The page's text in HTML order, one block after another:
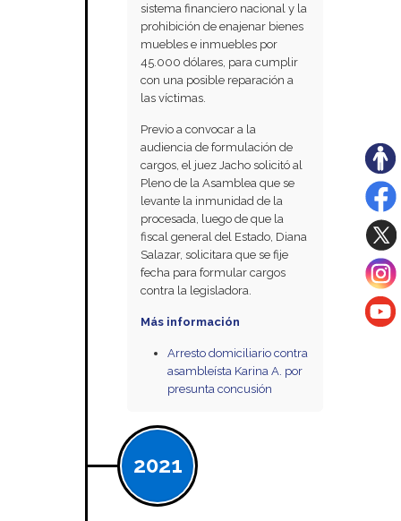
sistema financiero nacional y la
prohibición de enajenar bienes
muebles e inmuebles por
45.000 dólares, para cumplir
con una posible reparación a
las víctimas.
Previo a convocar a la
audiencia de formulación de
cargos, el juez Jacho solicitó al
Pleno de la Asamblea que se
levante la inmunidad de la
procesada, luego de que la
fiscal general del Estado, Diana
Salazar, solicitara que se fije
fecha para formular cargos
contra la legisladora.
Más información
Arresto domiciliario contra
asambleísta Karina A. por
presunta concusión
2021